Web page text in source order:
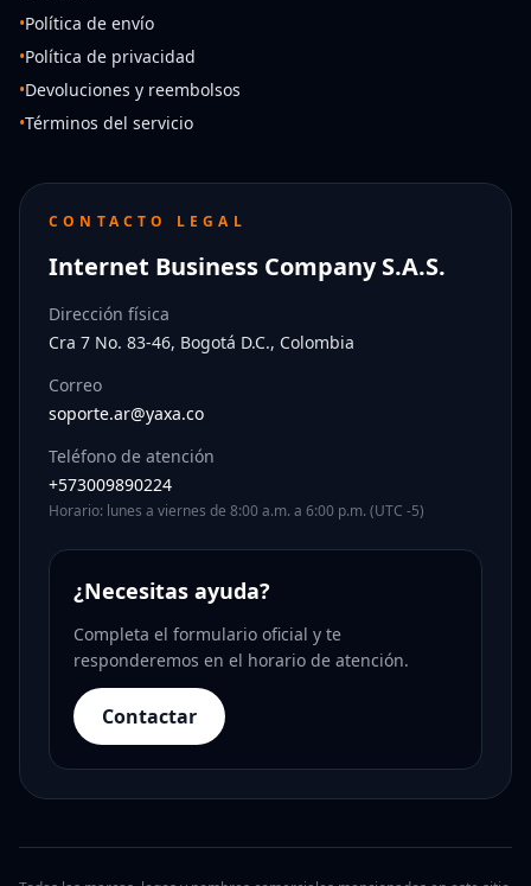
•Política de envío
•Política de privacidad
•Devoluciones y reembolsos
•Términos del servicio
CONTACTO LEGAL
Internet Business Company S.A.S.
Dirección física
Cra 7 No. 83-46, Bogotá D.C., Colombia
Correo
soporte.ar@yaxa.co
Teléfono de atención
+573009890224
Horario: lunes a viernes de 8:00 a.m. a 6:00 p.m. (UTC -5)
¿Necesitas ayuda?
Completa el formulario oficial y te
responderemos en el horario de atención.
Contactar